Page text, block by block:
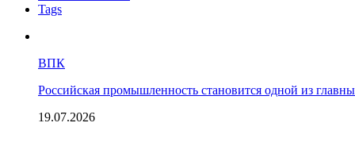
Tags
ВПК
Российская промышленность становится одной из
19.07.2026